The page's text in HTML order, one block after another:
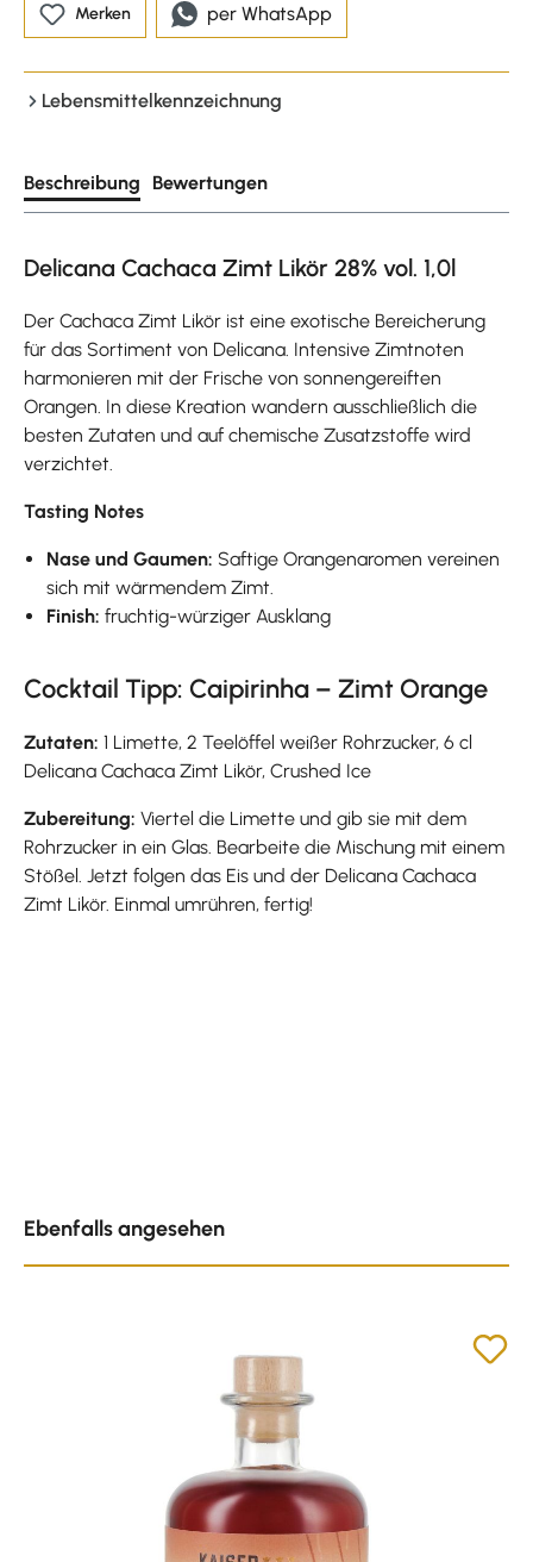
Merken per WhatsApp
Lebensmittelkennzeichnung
Beschreibung Bewertungen
Delicana Cachaca Zimt Likör 28% vol. 1,0l
Der Cachaca Zimt Likör ist eine exotische Bereicherung
für das Sortiment von Delicana. Intensive Zimtnoten
harmonieren mit der Frische von sonnengereiften
Orangen. In diese Kreation wandern ausschließlich die
besten Zutaten und auf chemische Zusatzstoffe wird
verzichtet.
Tasting Notes
Nase und Gaumen: Saftige Orangenaromen vereinen
sich mit wärmendem Zimt.
Finish: fruchtig-würziger Ausklang
Cocktail Tipp: Caipirinha – Zimt Orange
Zutaten: 1 Limette, 2 Teelöffel weißer Rohrzucker, 6 cl
Delicana Cachaca Zimt Likör, Crushed Ice
Zubereitung: Viertel die Limette und gib sie mit dem
Rohrzucker in ein Glas. Bearbeite die Mischung mit einem
Stößel. Jetzt folgen das Eis und der Delicana Cachaca
Zimt Likör. Einmal umrühren, fertig!
Ebenfalls angesehen